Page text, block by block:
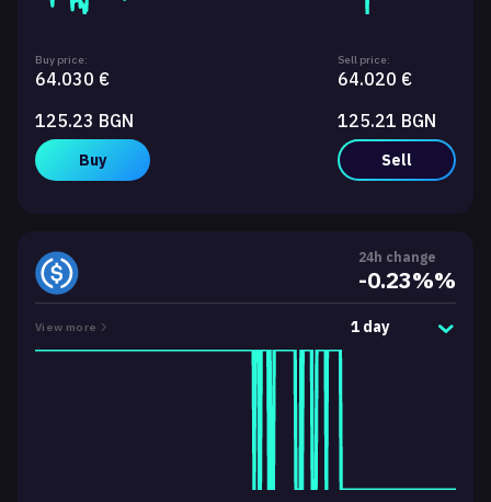
Buy price:
64.030 €
125.23 BGN
Buy
Sell price:
64.020 €
125.21 BGN
Sell
24h change
-0.23%%
View more 1 day